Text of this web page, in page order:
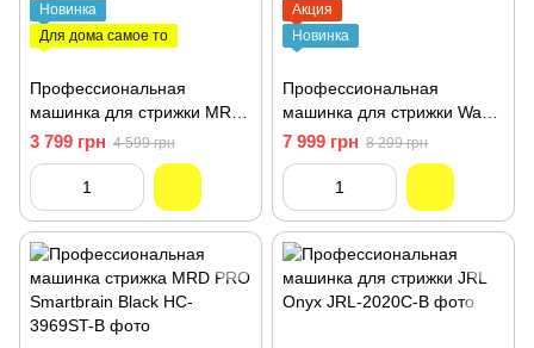
Новинка
Для дома самое то
Профессиональная
машинка для стрижки MRD
PRO Uranus Black HC-
3969V-B
3 799 грн 4 599 грн
Акция
Новинка
Профессиональная
машинка для стрижки Wahl
Vapor Cordless
Championship Edition
3030922
7 999 грн 8 299 грн